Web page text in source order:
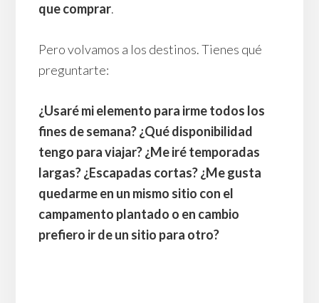
que comprar.
Pero volvamos a los destinos. Tienes qué
preguntarte:
¿Usaré mi elemento para irme todos los
fines de semana? ¿Qué disponibilidad
tengo para viajar? ¿Me iré temporadas
largas? ¿Escapadas cortas? ¿Me gusta
quedarme en un mismo sitio con el
campamento plantado o en cambio
prefiero ir de un sitio para otro?